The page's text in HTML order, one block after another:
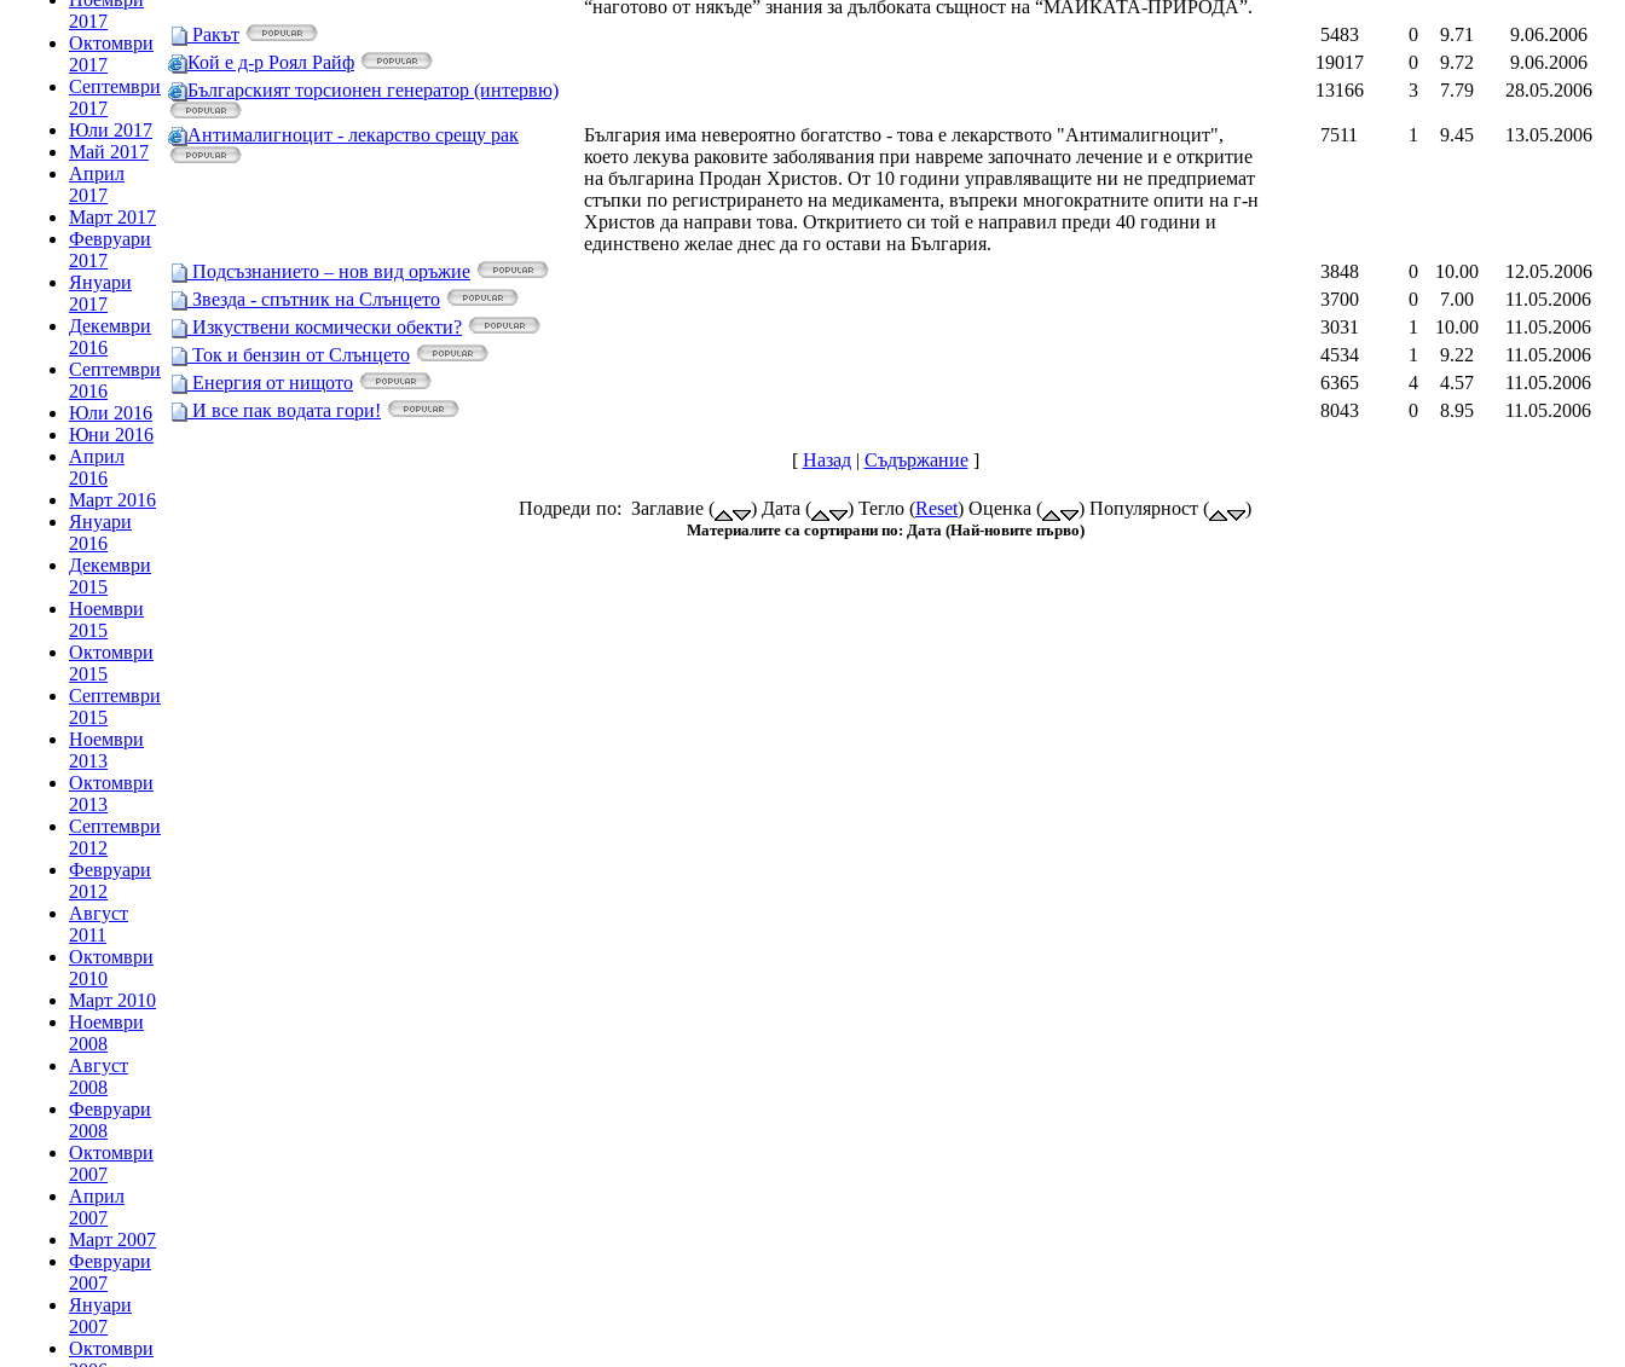
2017
Октомври
2017
Септември
2017
Юли 2017
Май 2017
Април
2017
Март 2017
Февруари
2017
Януари
2017
Декември
2016
Септември
2016
Юли 2016
Юни 2016
Април
2016
Март 2016
Януари
2016
Декември
2015
Ноември
2015
Октомври
2015
Септември
2015
Ноември
2013
Октомври
2013
Септември
2012
Февруари
2012
Август
2011
Октомври
2010
Март 2010
Ноември
2008
Август
2008
Февруари
2008
Октомври
2007
Април
2007
Март 2007
Февруари
2007
Януари
2007
Октомври
“наготово от някъде” знания за дълбоката същност на “МАЙКАТА-ПРИРОДА”.
Ракът 5483 0 9.71
9.06.2006
Кой е д-р Роял Райф
19017 0 9.72
9.06.2006
Българският торсионен генератор (интервю)
13166 3 7.79 28.05.2006
Антималигноцит - лекарство срещу рак
България има невероятно богатство - това е лекарството "Антималигноцит",
което лекува раковите заболявания при навреме започнато лечение и е откритие
на българина Продан Христов. От 10 години управляващите ни не предприемат
стъпки по регистрирането на медикамента, въпреки многократните опити на г-н
Христов да направи това. Откритието си той е направил преди 40 години и
единствено желае днес да го остави на България.
7511 1 9.45 13.05.2006
Подсъзнанието – нов вид оръжие 3848 0 10.00
12.05.2006
Звезда - спътник на Слънцето
3700 0 7.00
11.05.2006
Изкуствени космически обекти?
3031 1 10.00
11.05.2006
Ток и бензин от Слънцето
4534 1 9.22
11.05.2006
Енергия от нищото
6365 4 4.57
11.05.2006
И все пак водата гори!
8043 0 8.95 11.05.2006
[ Назад| Съдържание]
Подреди по: Заглавие ( ) Дата ( ) Тегло (Reset) Оценка ( ) Популярност ( )
Материалите са сортирани по: Дата (Най-новите първо)